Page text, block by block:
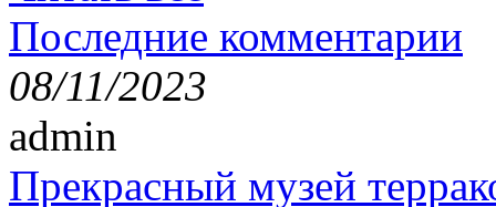
Последние комментарии
08/11/2023
admin
Прекрасный музей